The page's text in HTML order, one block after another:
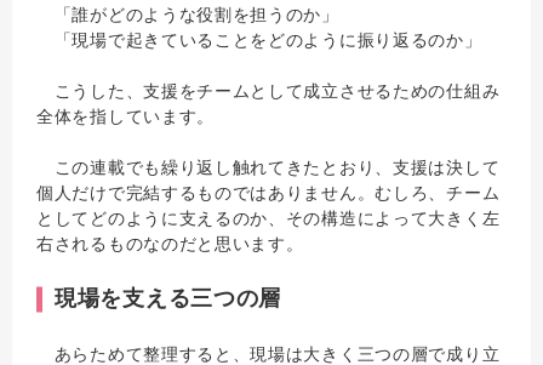
「誰がどのような役割を担うのか」
「現場で起きていることをどのように振り返るのか」
こうした、支援をチームとして成立させるための仕組み
全体を指しています。
この連載でも繰り返し触れてきたとおり、支援は決して
個人だけで完結するものではありません。むしろ、チーム
としてどのように支えるのか、その構造によって大きく左
右されるものなのだと思います。
現場を支える三つの層
あらためて整理すると、現場は大きく三つの層で成り立